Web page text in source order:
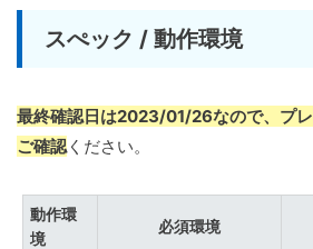
スぺック / 動作環境
最終確認日は2023/01/26なので、プ
ご確認 ください。
動作環
境
必須環境